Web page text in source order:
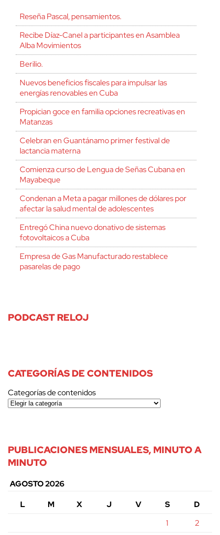
Reseña Pascal, pensamientos.
Recibe Díaz-Canel a participantes en Asamblea
Alba Movimientos
Berilio.
Nuevos beneficios fiscales para impulsar las
energías renovables en Cuba
Propician goce en familia opciones recreativas en
Matanzas
Celebran en Guantánamo primer festival de
lactancia materna
Comienza curso de Lengua de Señas Cubana en
Mayabeque
Condenan a Meta a pagar millones de dólares por
afectar la salud mental de adolescentes
Entregó China nuevo donativo de sistemas
fotovoltaicos a Cuba
Empresa de Gas Manufacturado restablece
pasarelas de pago
PODCAST RELOJ
CATEGORÍAS DE CONTENIDOS
Categorías de contenidos
PUBLICACIONES MENSUALES, MINUTO A
MINUTO
AGOSTO 2026
L
M X J V S
D
1
2